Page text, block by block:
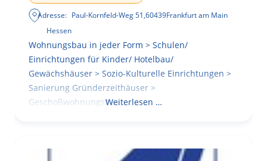
Adresse: Paul-Kornfeld-Weg 51,60439Frankfurt am Main
Hessen
Wohnungsbau in jeder Form > Schulen/
Einrichtungen für Kinder/ Hotelbau/
Gewächshäuser > Sozio-Kulturelle Einrichtungen >
Sanierung Gründerzeithäuser >
GeschoßwohnungsbauWeiterlesen …